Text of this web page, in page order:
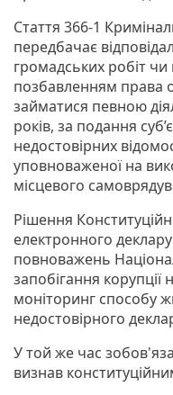
Стаття 366-1
передбачає
громадських робіт чи
позбавленням права
займатися певною
років, за подання
недостовірних
уповноваженої на
місцевого
Рішення
електронного
повноважень
запобігання корупції
моніторинг способу
недостовірного
У той же час
визнав